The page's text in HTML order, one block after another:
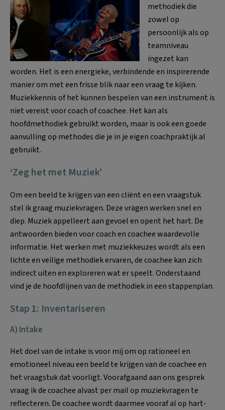
methodiek die
zowel op
persoonlijk als op
teamniveau
ingezet kan
worden. Het is een energieke, verbindende en inspirerende
manier om met een frisse blik naar een vraag te kijken.
Muziekkennis of het kunnen bespelen van een instrument is
niet vereist voor coach of coachee. Het kan als
hoofdmethodiek gebruikt worden, maar is ook een goede
aanvulling op methodes die je in je eigen coachpraktijk al
gebruikt.
‘Zeg het met Muziek’
Om een beeld te krijgen van een cliënt en een vraagstuk
stel ik graag muziekvragen. Deze vragen werken snel en
diep. Muziek appelleert aan gevoel en opent het hart. De
antwoorden bieden voor coach en coachee waardevolle
informatie. Het werken met muziekkeuzes wordt als een
lichte en veilige methodiek ervaren, de coachee kan zich
indirect uiten en exploreren wat er speelt. Onderstaand
vind je de hoofdlijnen van de methodiek in een stappenplan.
Stap 1: Inventariseren
A) Intake
Het doel van de intake is voor mij om op rationeel en
emotioneel niveau een beeld te krijgen van de coachee en
het vraagstuk dat voorligt. Voorafgaand aan ons gesprek
vraag ik de coachee alvast per mail op muziekvragen te
reflecteren. De coachee wordt daarmee vooraf al op hart-